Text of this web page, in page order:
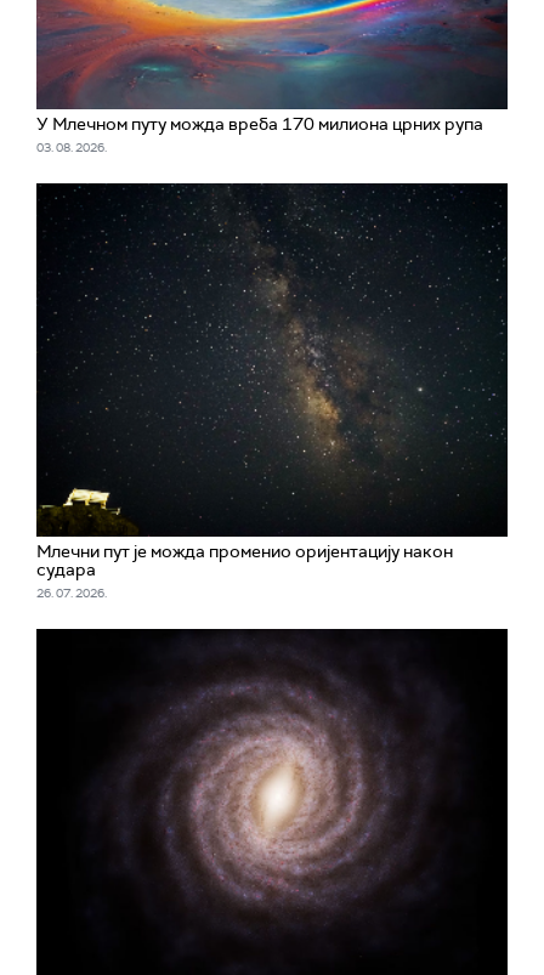
У Млечном путу можда вреба 170 милиона црних рупа
03. 08. 2026.
Млечни пут је можда променио оријентацију након
судара
26. 07. 2026.